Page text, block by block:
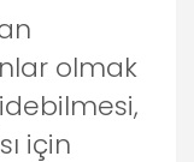
olmak
için